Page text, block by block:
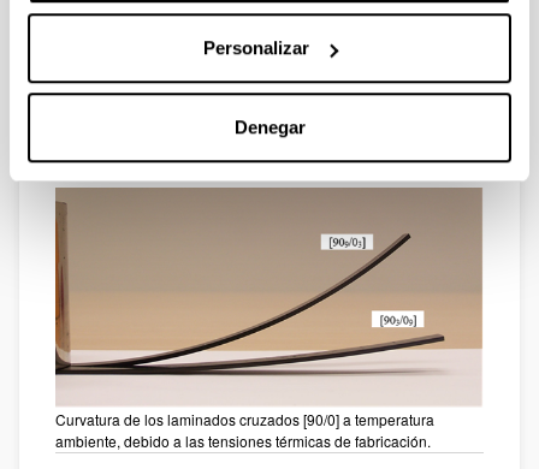
Personalizar
Denegar
Inestabilidad de un laminado cruzado [0/90] en el cambio de
curvatura.
Curvatura de los laminados cruzados [90/0] a temperatura
ambiente, debido a las tensiones térmicas de fabricación.